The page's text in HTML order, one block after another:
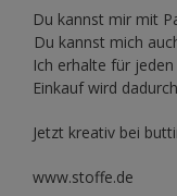
Du kannst mir mit
Du kannst mich
Ich erhalte für
Einkauf wird
Jetzt kreativ bei
www.stoffe.de